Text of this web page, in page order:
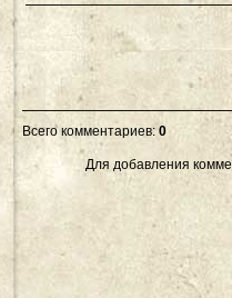
Всего комментариев: 0
Для добавления